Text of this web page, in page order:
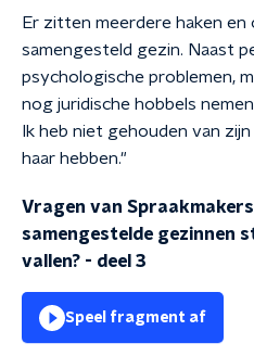
Er zitten meerdere haken en
samengesteld gezin. Naast
psychologische problemen,
nog juridische hobbels
Ik heb niet gehouden van
haar hebben."
Vragen van
samengestelde gezinnen
vallen? - deel 3
Speel fragment af